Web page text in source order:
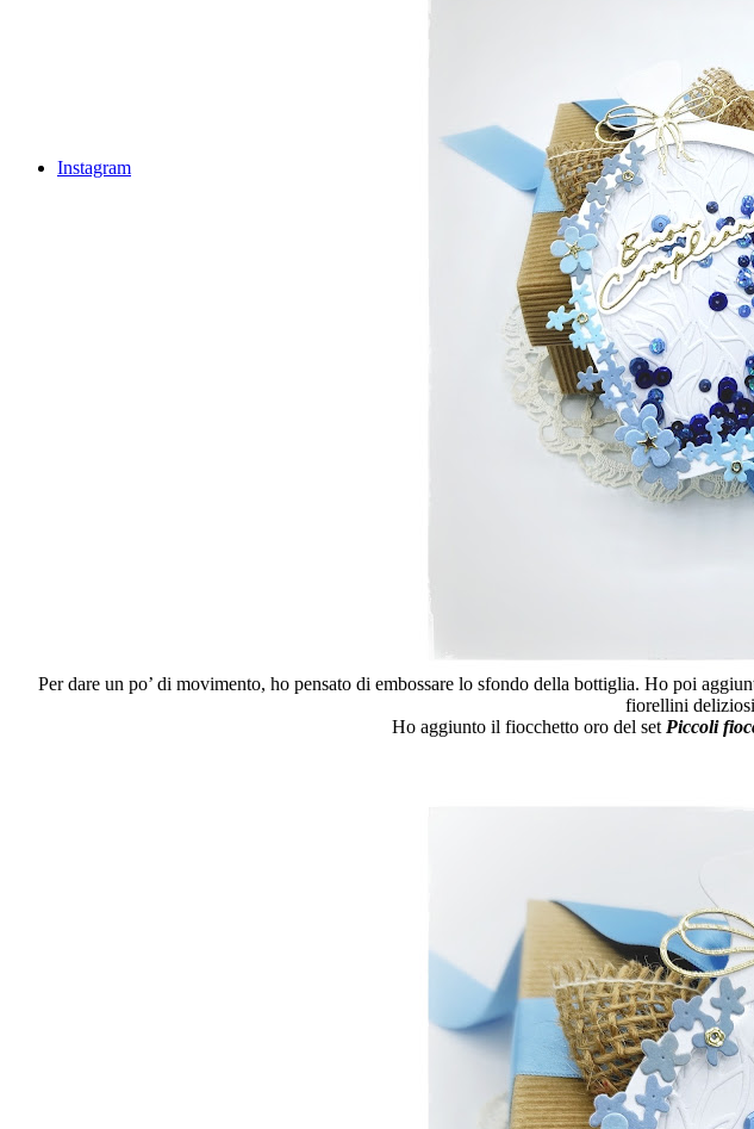
Instagram
Per dare un po’ di movimento, ho pensato di embossare lo sfondo della bottiglia. Ho poi
fiorellini
Ho aggiunto il fiocchetto oro del set Piccoli